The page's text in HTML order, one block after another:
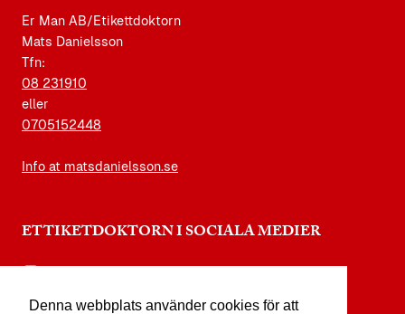
Denna webbplats använder cookies för att
Er Man AB/Etikettdoktorn
Mats Danielsson
Tfn:
08 231910
eller
0705152448
Info at matsdanielsson.se
ETTIKETDOKTORN I SOCIALA MEDIER
facebook.com/etikettdoktorn